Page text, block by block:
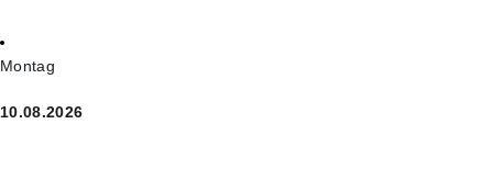
Montag
10.08.2026